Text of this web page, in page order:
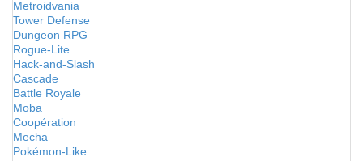
Metroidvania
Tower Defense
Dungeon RPG
Rogue-Lite
Hack-and-Slash
Cascade
Battle Royale
Moba
Coopération
Mecha
Pokémon-Like